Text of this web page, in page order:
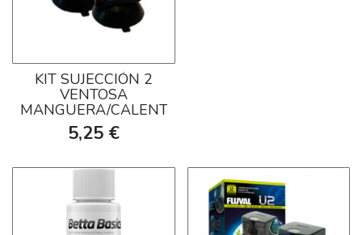
KIT SUJECCIÓN 2
VENTOSA
MANGUERA/CALENTADOR
5,25 €